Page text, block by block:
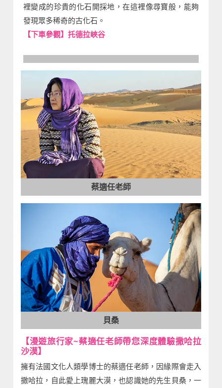
裡變成的珍貴的化石開採地，在這裡像尋寶般，能夠
發現眾多稀奇的古化石。
【下車參觀】托德拉峽谷
蔡適任老師
貝桑
【漫遊旅行家~蔡適任老師帶您深度體驗撒哈拉
沙漠】
擁有法國文化人類學博士的蔡適任老師，因緣際會走入
撒哈拉，自此愛上瑰麗大漠，也認識她的先生貝桑，一